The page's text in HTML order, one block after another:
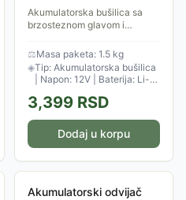
Akumulatorska bušilica sa
brzosteznom glavom i
Obrtni moment je podesiv u
više nivoa, do maksimalnih
22Nm. Korisniku su...
⚖Masa paketa: 1.5 kg
◈Tip: Akumulatorska bušilica
| Napon: 12V | Baterija: Li-
22Nm
3,399 RSD
Dodaj u korpu
Akumulatorski odvijač